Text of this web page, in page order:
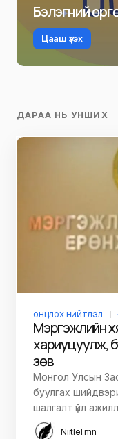
Бэлэгний
Цааш үзэх
ДАРАА НЬ УНШИХ
ОНЦЛОХ НИЙТЛЭЛ
Мэргэжлийн
хариуцуулж,
зөв
Монгол Улсын
буулгах
шалгалт үйл
Niitlel.mn